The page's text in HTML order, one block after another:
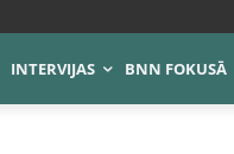
INTERVIJAS BNN FOKUSĀ